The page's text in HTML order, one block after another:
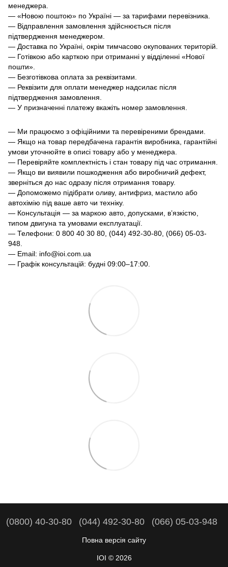
менеджера.
— «Новою поштою» по Україні — за тарифами перевізника.
— Відправлення замовлення здійснюється після
підтвердження менеджером.
— Доставка по Україні, окрім тимчасово окупованих територій.
— Готівкою або карткою при отриманні у відділенні «Нової
пошти».
— Безготівкова оплата за реквізитами.
— Реквізити для оплати менеджер надсилає після
підтвердження замовлення.
— У призначенні платежу вкажіть номер замовлення.
— Ми працюємо з офіційними та перевіреними брендами.
— Якщо на товар передбачена гарантія виробника, гарантійні
умови уточнюйте в описі товару або у менеджера.
— Перевіряйте комплектність і стан товару під час отримання.
— Якщо ви виявили пошкодження або виробничий дефект,
зверніться до нас одразу після отримання товару.
— Допоможемо підібрати оливу, антифриз, мастило або
автохімію під ваше авто чи техніку.
— Консультація — за маркою авто, допусками, в’язкістю,
типом двигуна та умовами експлуатації.
— Телефони: 0 800 40 30 80, (044) 492-30-80, (066) 05-03-
948.
— Email: info@ioi.com.ua
— Графік консультацій: будні 09:00–17:00.
(0800) 40-30-80 (044) 492-30-80 (066) 05-03-948
Повна версія сайту
IOI © 2026